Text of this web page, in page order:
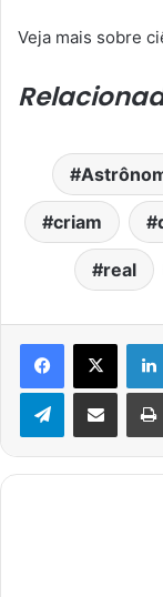
Veja mais sobre
criam
real
Facebook
X
TelegramCompartilhar via e-mail